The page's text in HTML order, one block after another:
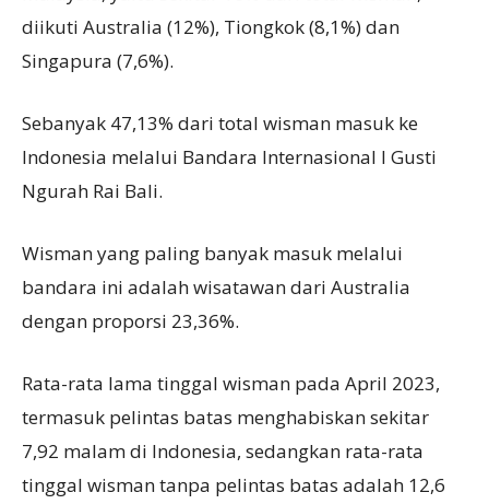
diikuti Australia (12%), Tiongkok (8,1%) dan
Singapura (7,6%).
Sebanyak 47,13% dari total wisman masuk ke
Indonesia melalui Bandara Internasional I Gusti
Ngurah Rai Bali.
Wisman yang paling banyak masuk melalui
bandara ini adalah wisatawan dari Australia
dengan proporsi 23,36%.
Rata-rata lama tinggal wisman pada April 2023,
termasuk pelintas batas menghabiskan sekitar
7,92 malam di Indonesia, sedangkan rata-rata
tinggal wisman tanpa pelintas batas adalah 12,6